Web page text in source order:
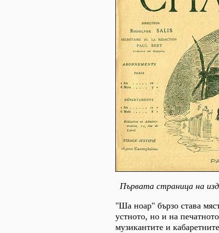
Първата страница на
"Ша ноар" бързо става
устното, но и на
музикантите и